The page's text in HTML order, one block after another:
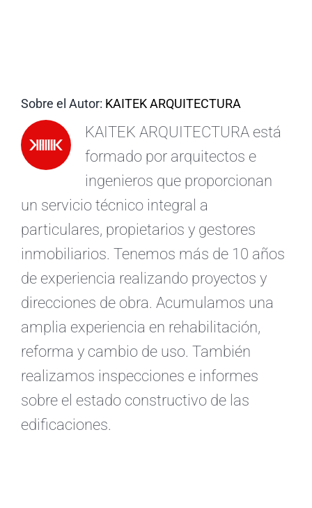
Sobre el Autor: KAITEK ARQUITECTURA
KAITEK ARQUITECTURA está
formado por arquitectos e
ingenieros que proporcionan
un servicio técnico integral a
particulares, propietarios y gestores
inmobiliarios. Tenemos más de 10 años
de experiencia realizando proyectos y
direcciones de obra. Acumulamos una
amplia experiencia en rehabilitación,
reforma y cambio de uso. También
realizamos inspecciones e informes
sobre el estado constructivo de las
edificaciones.